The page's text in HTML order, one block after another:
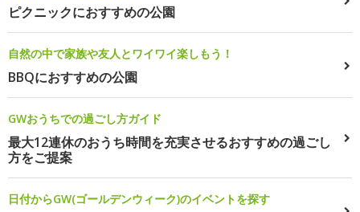
ピクニックにおすすめの公園
自然の中で家族や友人とワイワイ楽しもう！
BBQにおすすめの公園
GWおうちでの過ごし方ガイド
最大12連休のおうち時間を充実させるおすすめの過ごし
方をご提案
日付からGW(ゴールデンウィーク)のイベントを探す